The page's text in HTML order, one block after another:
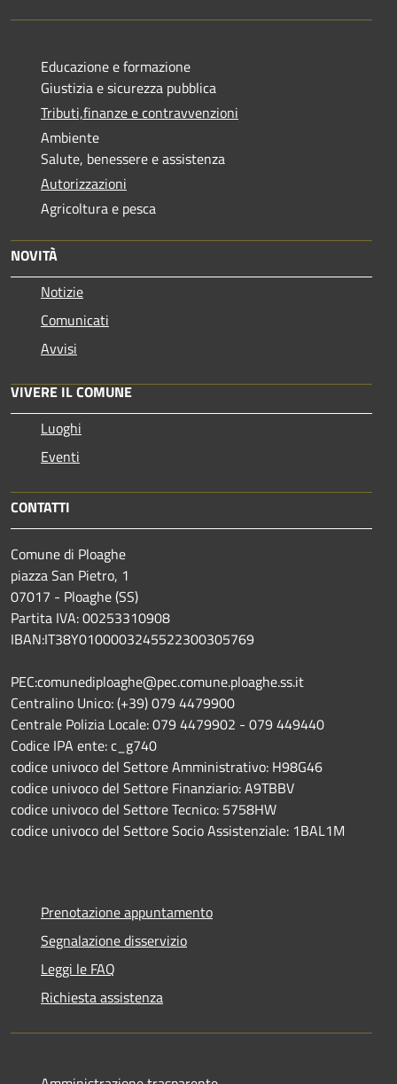
Educazione e formazione
Giustizia e sicurezza pubblica
Tributi,finanze e contravvenzioni
Ambiente
Salute, benessere e assistenza
Autorizzazioni
Agricoltura e pesca
NOVITÀ
Notizie
Comunicati
Avvisi
VIVERE IL COMUNE
Luoghi
Eventi
CONTATTI
Comune di Ploaghe
piazza San Pietro, 1
07017 - Ploaghe (SS)
Partita IVA: 00253310908
IBAN:IT38Y0100003245522300305769
PEC:comunediploaghe@pec.comune.ploaghe.ss.it
Centralino Unico: (+39) 079 4479900
Centrale Polizia Locale: 079 4479902 - 079 449440
Codice IPA ente: c_g740
codice univoco del Settore Amministrativo: H98G46
codice univoco del Settore Finanziario: A9TBBV
codice univoco del Settore Tecnico: 5758HW
codice univoco del Settore Socio Assistenziale: 1BAL1M
Prenotazione appuntamento
Segnalazione disservizio
Leggi le FAQ
Richiesta assistenza